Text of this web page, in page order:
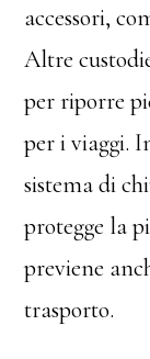
accessori,
Altre
per riporre
per i viaggi.
sistema di
protegge la
previene
trasporto.